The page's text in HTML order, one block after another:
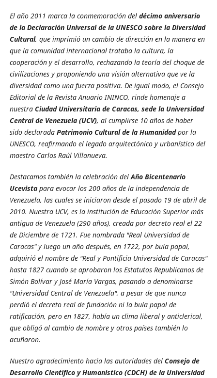
El año 2011 marca la conmemoración del décimo aniversario
de la Declaración Universal de la UNESCO sobre la Diversidad
Cultural, que imprimió un cambio de dirección en la manera en
que la comunidad internacional trataba la cultura, la
cooperación y el desarrollo, rechazando la teoría del choque de
civilizaciones y proponiendo una visión alternativa que ve la
diversidad como una fuerza positiva. De igual modo, el Consejo
Editorial de la Revista Anuario ININCO, rinde homenaje a
nuestra Ciudad Universitaria de Caracas, sede la Universidad
Central de Venezuela (UCV), al cumplirse 10 años de haber
sido declarada Patrimonio Cultural de la Humanidadpor la
UNESCO, reafirmando el legado arquitectónico y urbanístico del
maestro Carlos Raúl Villanueva.
Destacamos también la celebración delAño Bicentenario
Ucevista para evocar los 200 años de la independencia de
Venezuela, las cuales se iniciaron desde el pasado 19 de abril de
2010. Nuestra UCV, es la institución de Educación Superior más
antigua de Venezuela (290 años), creada por decreto real el 22
de Diciembre de 1721. Fue nombrada "Real Universidad de
Caracas" y luego un año después, en 1722, por bula papal,
adquirió el nombre de "Real y Pontificia Universidad de Caracas"
hasta 1827 cuando se aprobaron los Estatutos Republicanos de
Simón Bolívar y José María Vargas, pasando a denominarse
"Universidad Central de Venezuela", a pesar de que nunca
perdió el decreto real de fundación ni la bula papal de
ratificación, pero en 1827, había un clima liberal y anticlerical,
que obligó al cambio de nombre y otros países también lo
acuñaron.
Nuestro agradecimiento hacia las autoridades del Consejo de
Desarrollo Científico y Humanístico (CDCH) de la Universidad